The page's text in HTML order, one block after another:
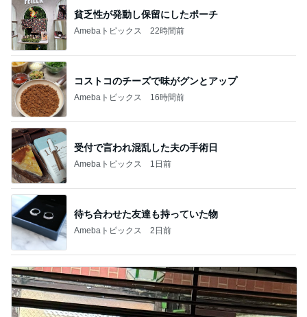
貧乏性が発動し保留にしたポーチ
Amebaトピックス 22時間前
コストコのチーズで味がグンとアップ
Amebaトピックス 16時間前
受付で言われ混乱した夫の手術日
Amebaトピックス 1日前
待ち合わせた友達も持っていた物
Amebaトピックス 2日前